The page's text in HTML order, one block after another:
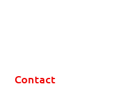
Contact